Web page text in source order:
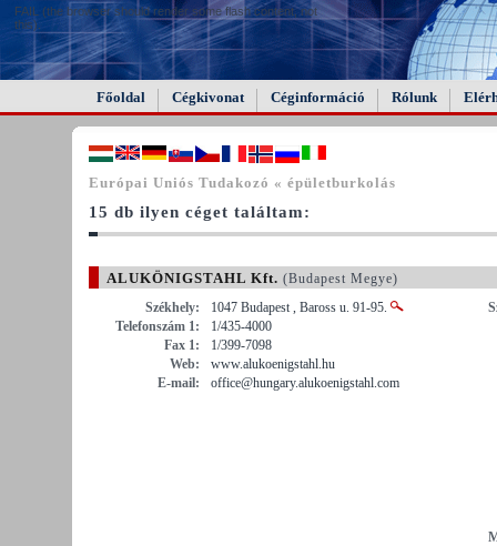
FAIL (the browser should render some flash content, not
this).
Főoldal Cégkivonat Céginformáció Rólunk
Európai Uniós Tudakozó « épületburkolás
15 db ilyen céget találtam:
ALUKÖNIGSTAHL Kft. (Budapest Megye)
Székhely:
1047 Budapest , Baross u. 91-95.
Telefonszám 1:
1/435-4000
Fax 1:
1/399-7098
Web:
www.alukoenigstahl.hu
E-mail:
office@hungary.alukoenigstahl.com